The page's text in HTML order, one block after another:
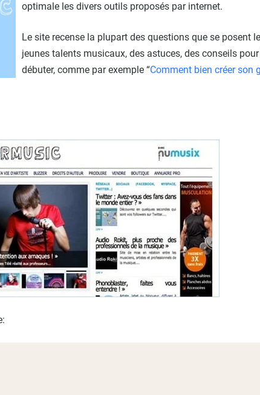
>
optimale les divers outils proposés par internet.
Le site recense la plupart des questions que se posent
jeunes talents musicaux, des astuces, des conseils
débuter, comme par exemple “Comment bien créer son